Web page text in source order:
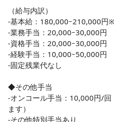
（給与内訳）
-基本給：180,000ｰ210,000円
-業務手当：20,000ｰ30,000円
-資格手当：20,000ｰ30,000円
-経験手当：10,000ｰ50,000円
-固定残業代なし
◆その他手当
-オンコール手当：10,000円/回
ます）
-その他特別手当あり